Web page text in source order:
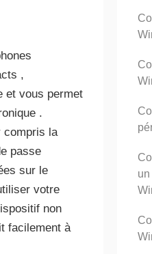
,
et vous permet
.
compris la
passe
sur le
votre
non
facilement à